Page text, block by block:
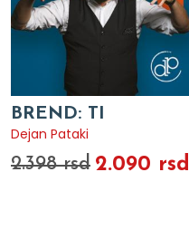
BREND: TI
Dejan Pataki
2.398 rsd 2.090 rsd